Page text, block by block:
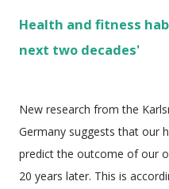
Health and fitness
next two decades'
New research from the
Germany suggests that our
predict the outcome of our
20 years later. This is